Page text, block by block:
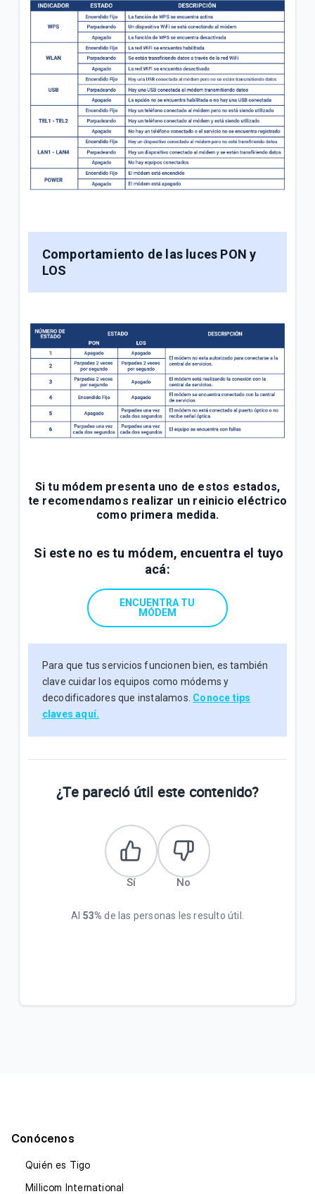
Comportamiento de las luces PON y
LOS
Si tu módem presenta uno de estos estados,
te recomendamos realizar un reinicio eléctrico
como primera medida.
Si este no es tu módem, encuentra el tuyo
acá:
ENCUENTRA TU
MÓDEM
Para que tus servicios funcionen bien, es también
clave cuidar los equipos como módems y
decodificadores que instalamos. Conoce tips
claves aquí.
¿Te pareció útil este contenido?
Sí No
Al 53% de las personas les resulto útil.
Conócenos
Quién es Tigo
Millicom International